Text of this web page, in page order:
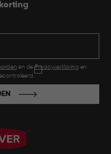
en dePrivacyverklaring en